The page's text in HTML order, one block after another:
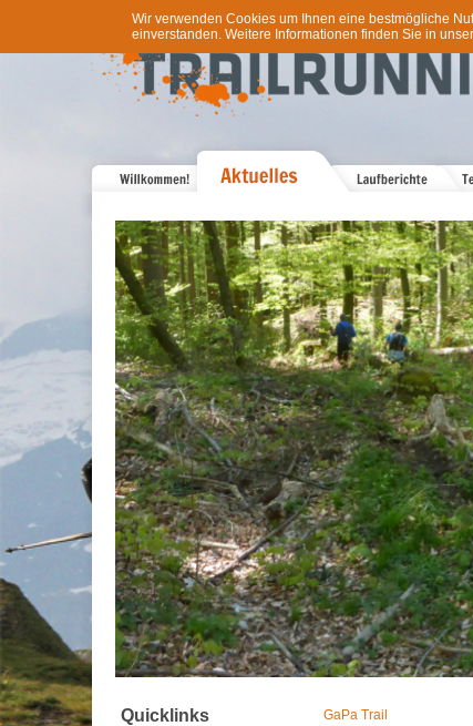
Wir verwenden Cookies um Ihnen eine bestmögliche
einverstanden. Weitere Informationen finden Sie in
Quicklinks GaPa Trail